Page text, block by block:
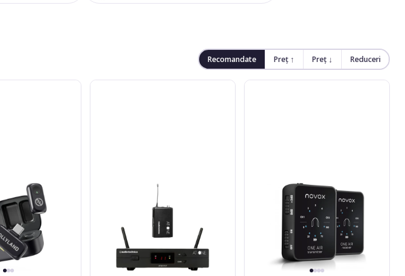
Recomandate Preț ↑ Preț ↓ Reduceri
Audio-
Novox